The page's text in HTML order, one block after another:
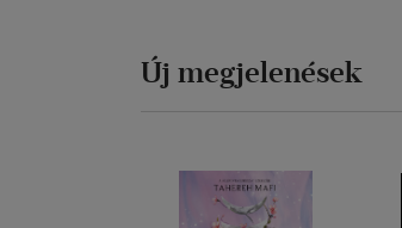
Új megjelenések